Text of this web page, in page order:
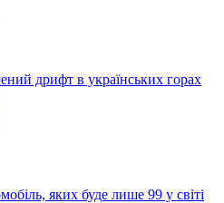
дрифт в українських горах
яких буде лише 99 у світі